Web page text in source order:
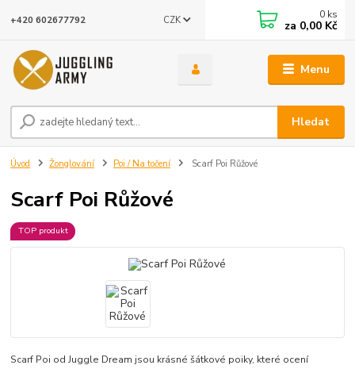
Menu
CZK
Hledat
+420 602677792 0 ks
za 0,00 Kč
Úvod Žonglování Poi / Na točení Scarf Poi Růžové
Scarf Poi Růžové
TOP produkt
Scarf Poi od Juggle Dream jsou krásné šátkové poiky, které ocení